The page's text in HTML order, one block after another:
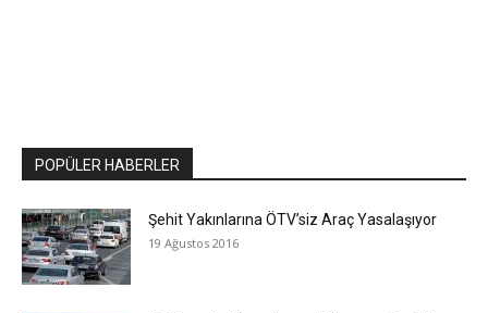
POPÜLER HABERLER
Şehit Yakınlarına ÖTV’siz Araç Yasalaşıyor
19 Ağustos 2016